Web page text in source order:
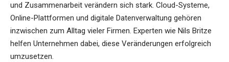
und Zusammenarbeit verändern sich stark. Cloud-Systeme,
Online-Plattformen und digitale Datenverwaltung gehören
inzwischen zum Alltag vieler Firmen. Experten wie Nils Britze
helfen Unternehmen dabei, diese Veränderungen erfolgreich
umzusetzen.